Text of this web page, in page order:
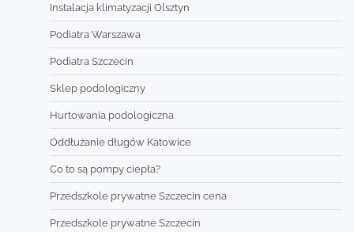
Instalacja klimatyzacji Olsztyn
Podiatra Warszawa
Podiatra Szczecin
Sklep podologiczny
Hurtowania podologiczna
Oddłużanie długów Katowice
Co to są pompy ciepła?
Przedszkole prywatne Szczecin cena
Przedszkole prywatne Szczecin